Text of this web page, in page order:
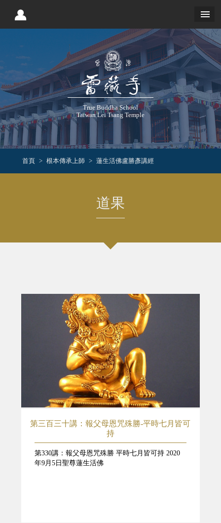
True Buddha School
Taiwan Lei Tsang Temple
首頁 根本傳承上師 蓮生活佛盧勝彥講經
道果
第三百三十講：報父母恩咒殊勝-平時七月皆可
持
第330講：報父母恩咒殊勝 平時七月皆可持 2020
年9月5日聖尊蓮生活佛